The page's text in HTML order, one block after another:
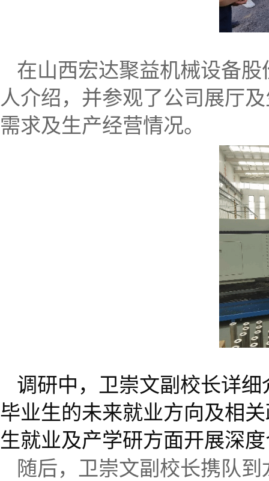
在山西宏达聚益机械设备
人介绍，并参观了公司展厅
需求及生产经营情况。
调研中，卫崇文副校长详
毕业生的未来就业方向及相
生就业及产学研方面开展深
随后，卫崇文副校长携队